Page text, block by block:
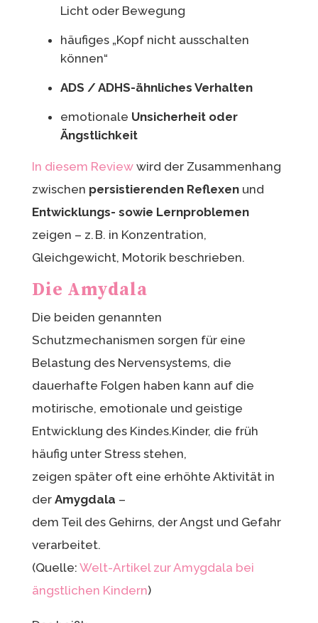
Licht oder Bewegung
häufiges „Kopf nicht ausschalten
können“
ADS / ADHS-ähnliches Verhalten
emotionale Unsicherheit oder
Ängstlichkeit
In diesem Reviewwird der Zusammenhang
zwischen persistierenden Reflexenund
Entwicklungs- sowie Lernproblemen
zeigen – z. B. in Konzentration,
Gleichgewicht, Motorik beschrieben.
Die Amydala
Die beiden genannten
Schutzmechanismen sorgen für eine
Belastung des Nervensystems, die
dauerhafte Folgen haben kann auf die
motirische, emotionale und geistige
Entwicklung des Kindes.Kinder, die früh
häufig unter Stress stehen,
zeigen später oft eine erhöhte Aktivität in
der Amygdala –
dem Teil des Gehirns, der Angst und Gefahr
verarbeitet.
(Quelle: Welt-Artikel zur Amygdala bei
ängstlichen Kindern)